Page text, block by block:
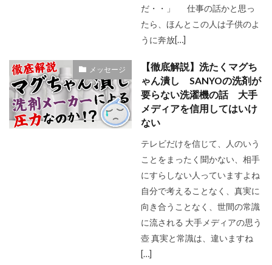
だ・・」 仕事の話かと思っ
たら、ほんとこの人は子供のよ
うに奔放[…]
メッセージ
【徹底解説】洗たくマグち
ゃん潰し SANYOの洗剤が
要らない洗濯機の話 大手
メディアを信用してはいけ
ない
テレビだけを信じて、人のいう
ことをまったく聞かない、相手
にすらしない人っていますよね
自分で考えることなく、真実に
向き合うことなく、世間の常識
に流される 大手メディアの思う
壺 真実と常識は、違いますね
[…]